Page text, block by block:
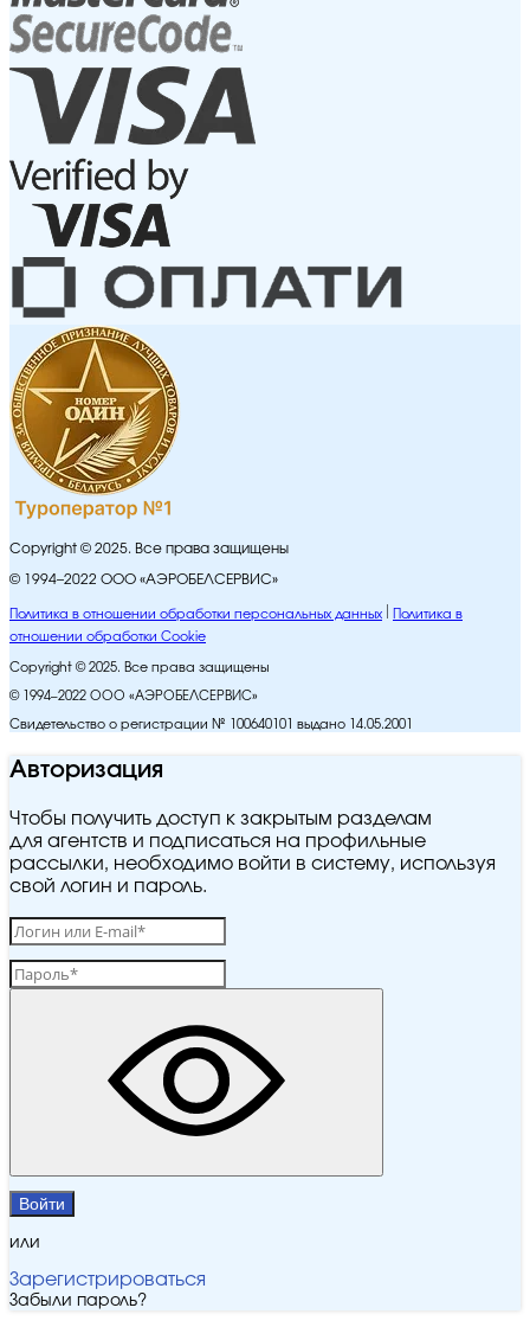
Copyright © 2025. Все права защищены
© 1994–2022 ООО «АЭРОБЕЛСЕРВИС»
Политика в отношении обработки персональных данных
Политика в
отношении обработки Cookie
Copyright © 2025. Все права защищены
© 1994–2022 ООО «АЭРОБЕЛСЕРВИС»
Свидетельство о регистрации № 100640101 выдано 14.05.2001
Авторизация
Чтобы получить доступ к закрытым разделам
для агентств и подписаться на профильные
рассылки, необходимо войти в систему, используя
свой логин и пароль.
Войти
или
Зарегистрироваться
Забыли пароль?